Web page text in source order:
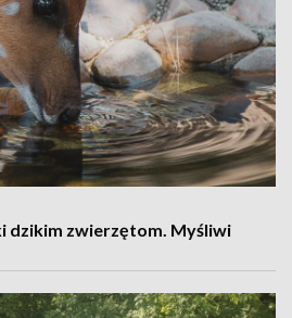
dzikim zwierzętom. Myśliwi